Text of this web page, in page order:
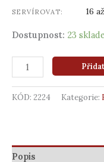
SERVÍROVAT: 16
Dostupnost: 23
KÓD: 2224 Kategorie:
Popis